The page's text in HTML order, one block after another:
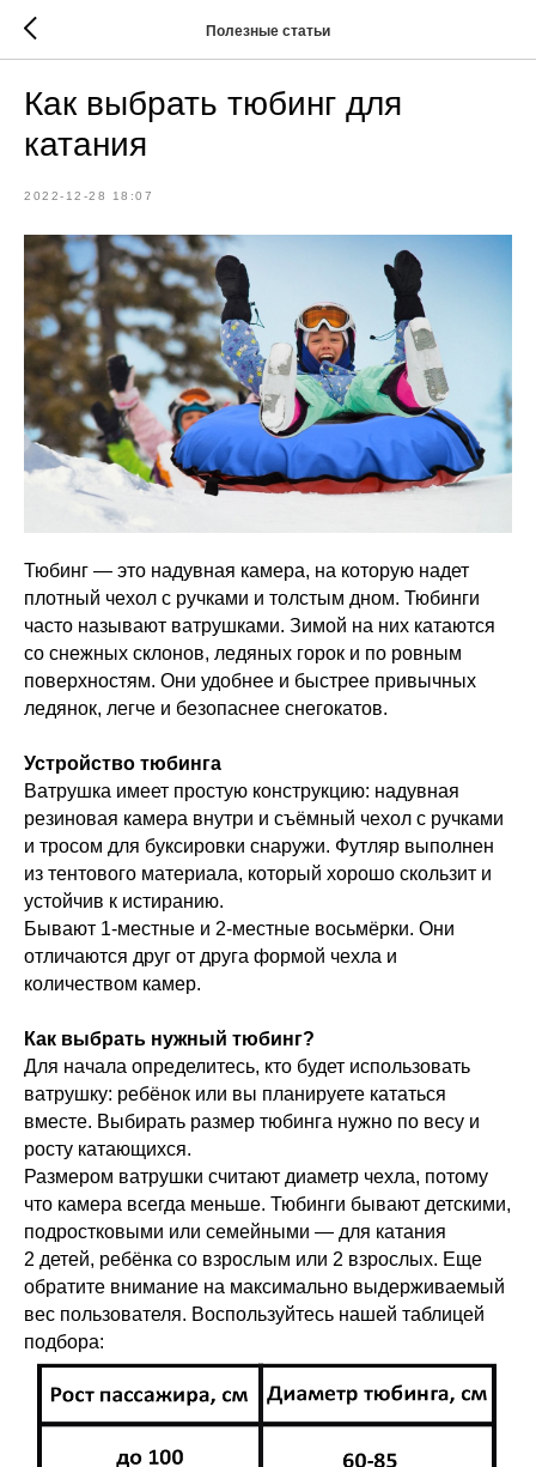
Полезные статьи
Как выбрать тюбинг для
катания
2022-12-28 18:07
Тюбинг — это надувная камера, на которую надет
плотный чехол с ручками и толстым дном. Тюбинги
часто называют ватрушками. Зимой на них катаются
со снежных склонов, ледяных горок и по ровным
поверхностям. Они удобнее и быстрее привычных
ледянок, легче и безопаснее снегокатов.
Устройство тюбинга
Ватрушка имеет простую конструкцию: надувная
резиновая камера внутри и съёмный чехол с ручками
и тросом для буксировки снаружи. Футляр выполнен
из тентового материала, который хорошо скользит и
устойчив к истиранию.
Бывают 1-местные и 2-местные восьмёрки. Они
отличаются друг от друга формой чехла и
количеством камер.
Как выбрать нужный тюбинг?
Для начала определитесь, кто будет использовать
ватрушку: ребёнок или вы планируете кататься
вместе. Выбирать размер тюбинга нужно по весу и
росту катающихся.
Размером ватрушки считают диаметр чехла, потому
что камера всегда меньше. Тюбинги бывают детскими,
подростковыми или семейными — для катания
2 детей, ребёнка со взрослым или 2 взрослых. Еще
обратите внимание на максимально выдерживаемый
вес пользователя. Воспользуйтесь нашей таблицей
подбора: